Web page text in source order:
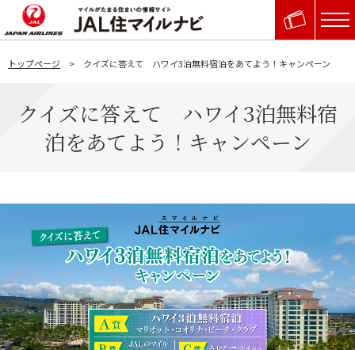
トップページ クイズに答えて ハワイ3泊無料宿泊をあてよう！キャンペーン
クイズに答えて ハワイ3泊無料宿
泊をあてよう！キャンペーン